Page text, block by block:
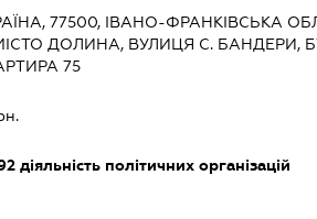
77500, ІВАНО-ФРАНКІВСЬКА
ДОЛИНА, ВУЛИЦЯ С. БАНДЕРИ,
75
діяльність політичних організацій